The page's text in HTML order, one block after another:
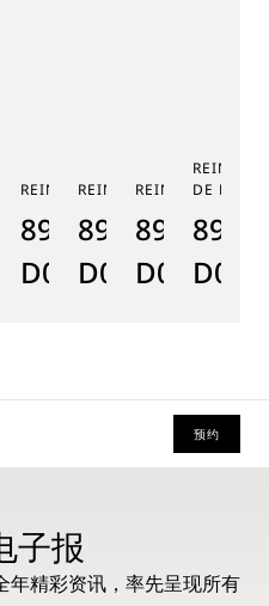
PHASE
4Y/J40DU PETIT TRIANON
REINE DE NAPLES 8925
8925BH/5W/J40
D0
REINE DE NAPLES 8918
8918BB/5D/
D0
REINE DE
8938BB/
D0
REINE
DE LUNE
D000
预约
子报
年精彩资讯，率先呈现所有